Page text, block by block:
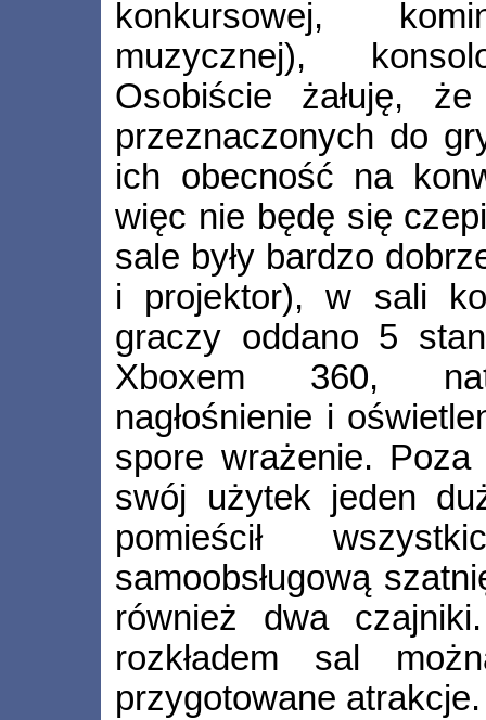
konkursowej,
muzycznej),
Osobiście żałuję, że
przeznaczonych do
ich obecność na
więc nie będę się
sale były bardzo
i projektor), w sali
graczy oddano 5
Xboxem 360,
nagłośnienie i
spore wrażenie.
swój użytek jeden
pomieścił
samoobsługową
również dwa
rozkładem sal
przygotowane atrakcje.